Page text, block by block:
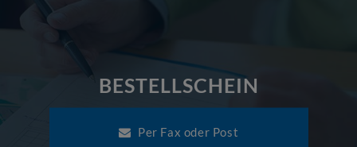
BESTELLSCHEIN
Per Fax oder Post